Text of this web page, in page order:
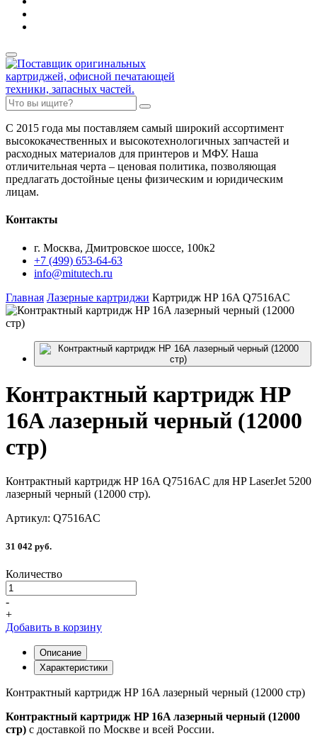
С 2015 года мы поставляем самый широкий ассортимент
высококачественных и высокотехнологичных запчастей и
расходных материалов для принтеров и МФУ. Наша
отличительная черта – ценовая политика, позволяющая
предлагать достойные цены физическим и юридическим
лицам.
Контакты
г. Москва, Дмитровское шоссе, 100к2
+7 (499) 653-64-63
info@mitutech.ru
Главная Лазерные картриджи Картридж HP 16A Q7516AC
Контрактный картридж HP
16A лазерный черный (12000
стр)
Контрактный картридж HP 16A Q7516AC для HP LaserJet 5200
лазерный черный (12000 стр).
Артикул: Q7516AC
31 042 руб.
Количество
-
+
Добавить в корзину
Описание
Характеристики
Контрактный картридж HP 16A лазерный черный (12000 стр)
Контрактный картридж HP 16A лазерный черный (12000
стр) с доставкой по Москве и всей России.